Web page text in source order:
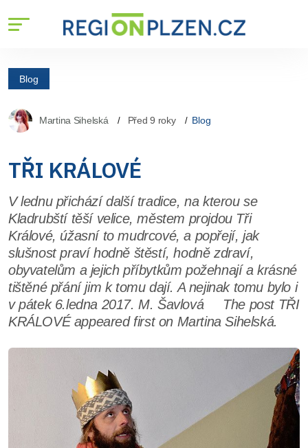
Blog
Martina Sihelská Před 9 roky Blog
TŘI KRÁLOVÉ
V lednu přichází další tradice, na kterou se
Kladrubští těší velice, městem projdou Tři
Králové, úžasní to mudrcové, a popřejí, jak
slušnost praví hodně štěstí, hodně zdraví,
obyvatelům a jejich příbytkům požehnají a krásné
tištěné přání jim k tomu dají. A nejinak tomu bylo i
v pátek 6.ledna 2017. M. Šavlová The post TŘI
KRÁLOVÉ appeared first on Martina Sihelská.